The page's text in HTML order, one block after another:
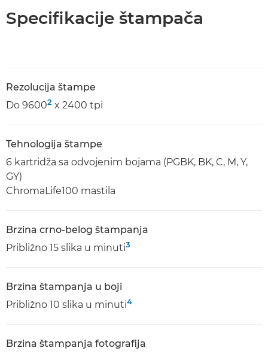
Specifikacije štampača
Rezolucija štampe
Do 96002 x 2400 tpi
Tehnologija štampe
6 kartridža sa odvojenim bojama (PGBK, BK, C, M, Y,
GY)
ChromaLife100 mastila
Brzina crno-belog štampanja
Približno 15 slika u minuti3
Brzina štampanja u boji
Približno 10 slika u minuti4
Brzina štampanja fotografija